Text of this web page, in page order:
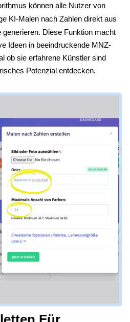
können alle Nutzer von
KI-Malen nach Zahlen direkt aus
generieren. Diese Funktion macht
Ideen in beeindruckende MNZ-
ob sie erfahrene Künstler sind
Potenzial entdecken.